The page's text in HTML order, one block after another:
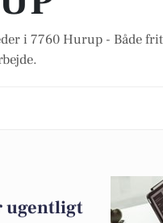
i 7760 Hurup - Både
ugentligt